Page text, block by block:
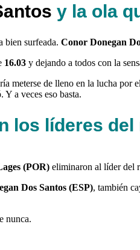
y la ola
bien surfeada. Conor Donegan
16.03 y dejando a todos con la
meterse de lleno en la lucha por el
a veces eso basta.
los líderes del
(POR) eliminaron al líder del
Dos Santos (ESP), también
nunca.